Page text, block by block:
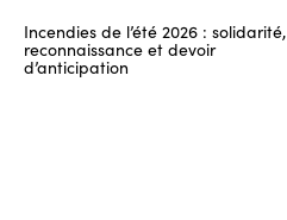
Incendies de l’été 2026 : solidarité,
reconnaissance et devoir
d’anticipation